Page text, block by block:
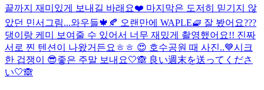
끝까지 재미있게 보내길 바래요❤️ 마지막은 도저히 믿기지 않
았던 민서그림...와우들🍁🍂 오랜만에 WAPLE🧇 잘 봤어요???
댕이랑 케미 보여줄 수 있어서 너무 재밌게 촬영했어요!! 진짜
서로 찐 텐션이 나왔거든요ㅎㅎ 😍 호수공원 때 사진..💙시크
한 겁쟁이 😎좋은 주말 보내요🤍🙈 良い週末を送ってくださ
い🤍🙈